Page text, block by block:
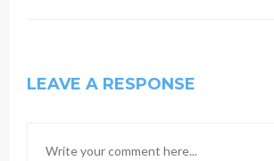
LEAVE A RESPONSE